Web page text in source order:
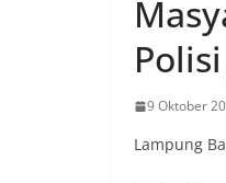
9 Oktober
Lampung